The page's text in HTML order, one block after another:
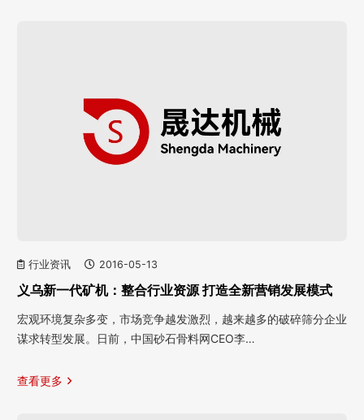
行业资讯 2016-05-13
义乌新一代矿机：整合行业资源 打造全新营销发展模式
宏观环境复杂多变，市场竞争越发激烈，越来越多的破碎筛分企业
谋求转型发展。日前，中国砂石骨料网CEO李…
查看更多